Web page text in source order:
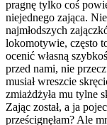
pragnę tylko coś
niejednego zająca.
najmłodszych
lokomotywie, często
ocenić własną
przed nami, nie
musiał wreszcie
zmiażdżyła mu tylne
Zając został, a ja
prześcignęłam? Ale